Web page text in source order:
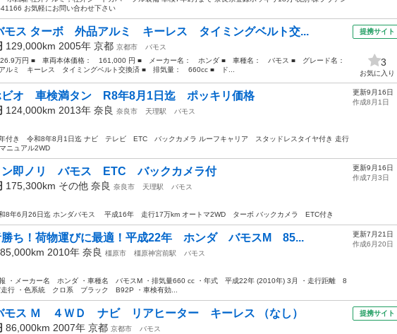
お気軽にお問い合わせ下さい
モス ターボ 外品アルミ キーレス タイミングベルト交...
129,000km 2005年 京都 京都市
バモス
万円 ■ 車両本体価格： 161,000 円 ■ メーカー名： ホンダ ■ 車種名： バモス ■ グレード名：
ルミ キーレス タイミングベルト交換済 ■ 排気量： 660cc ■ ド...
提携サイト
3
お気に入り
ビオ 車検満タン R8年8月1日迄 ポッキリ価格
124,000km 2013年 奈良 奈良市 天理駅
バモス
付き 令和8年8月1日迄 ナビ テレビ ETC バックカメラ ルーフキャリア スタッドレスタイヤ付き 走行
ニュアル2WD
更新9月16日
作成8月1日
ン即ノリ バモス ETC バックカメラ付
175,300km その他 奈良 奈良市 天理駅
バモス
8年6月26日迄 ホンダバモス 平成16年 走行17万km オートマ2WD ターボ バックカメラ ETC付き
更新9月16日
作成7月3日
ち！荷物運びに最適！平成22年 ホンダ バモスM 85...
85,000km 2010年 奈良 橿原市 橿原神宮前駅
バモス
・メーカー名 ホンダ ・車種名 バモスM ・排気量660 cc ・年式 平成22年 (2010年) 3月 ・走行距離 8
行 ・色系統 クロ系 ブラック B92P ・車検有効...
更新7月21日
作成6月20日
モス Ｍ ４ＷＤ ナビ リアヒーター キーレス （なし）
86,000km 2007年 京都 京都市
バモス
提携サイト